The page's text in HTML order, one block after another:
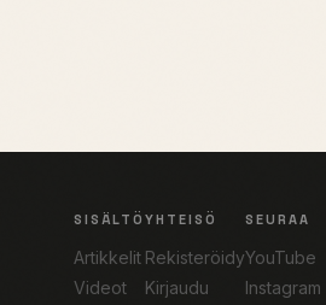
SISÄLTÖ
Artikkelit
Videot
YHTEISÖ
Rekisteröidy
Kirjaudu
SEURAA
YouTube
Instagram